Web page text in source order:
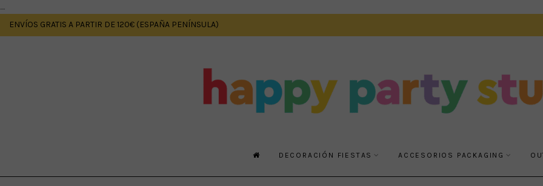
....
ENVÍOS GRATIS A PARTIR DE 120€ (ESPAÑA PENÍNSULA)
DECORACIÓN FIESTAS ACCESORIOS PACKAGING